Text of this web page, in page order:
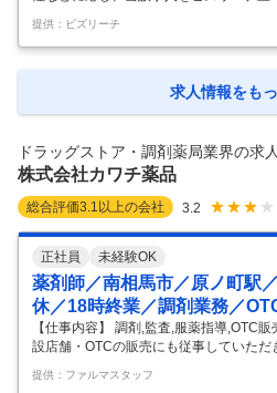
場合があります 株式会社スギ薬局はド
活かした新しいチャレンジを行う東証
会を迎えたわが国において、10年先を
ます。 健康維持やセルフメディケーシ
様々な取り組みを始め、処方せん調剤か
がいる、地域 …
提供：ビズリーチ
求人情報をも
ドラッグストア・調剤薬局業界の求人
株式会社カワチ薬品
総合評価3.1 以上の会社 3.2
正社員 未経験OK
薬剤師／南相馬市／原ノ町駅
休／18時終業／調剤業務／
置くドラッグチェーン定着率
です 株式会社カワチ薬品／カ
【仕事内容】 調剤,監査,服薬指導
設店舗・OTCの販売にも従事していた
♪ ◆日祝固定休・18時閉局でワイフワ
町駅より車で10分程度の立地・お車通
提供：ファルマスタッフ